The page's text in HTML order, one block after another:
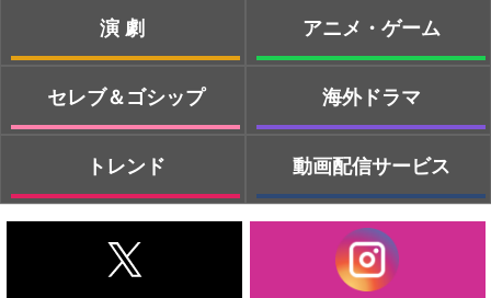
演劇
セレブ＆ゴシップ
トレンド
アニメ・ゲーム
海外ドラマ
動画配信サービス